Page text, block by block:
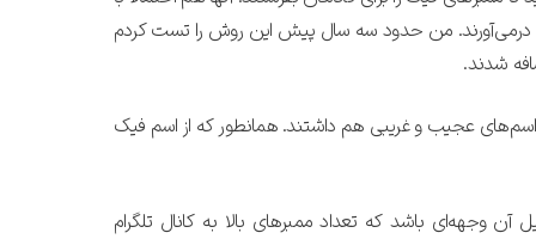
درمی‌آورند. من حدود سه سال پیش این روش را تست کردم
اسم‌های عجیب و غریبی هم داشتند.همانطور که از اسم‌ فیک
وجهه‌ای باشد که تعداد ممبرهای بالا به کانال تلگرام